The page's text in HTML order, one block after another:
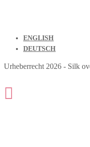
ENGLISH
DEUTSCH
Urheberrecht 2026 - Silk